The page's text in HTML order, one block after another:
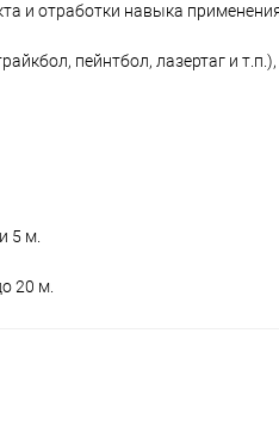
и отработки навыка
пейнтбол, лазертаг и т.п.),
5 м.
20 м.